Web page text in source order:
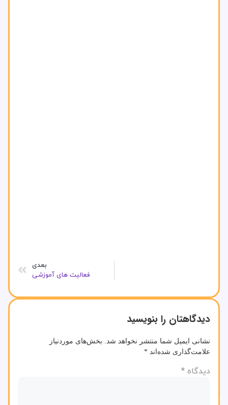
بعدی
فعالیت های آموزشی
دیدگاهتان را بنویسید
نشانی ایمیل شما منتشر نخواهد شد. بخش‌های موردنیاز
علامت‌گذاری شده‌اند *
دیدگاه *